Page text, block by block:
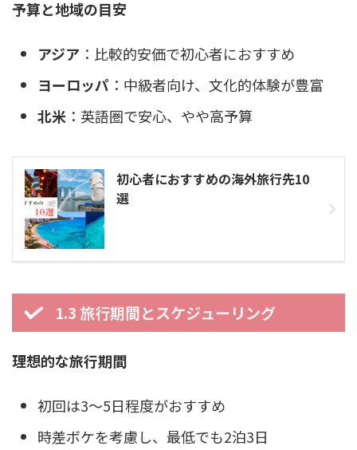
予算と地域の目安
アジア ：比較的安価で初心者におすすめ
ヨーロッパ ：中級者向け、文化的体験が豊富
北米 ：英語圏で安心、やや高予算
初心者におすすめの海外旅行先10
選
1.3 旅行期間とスケジューリング
理想的な旅行期間
初回は3〜5日程度がおすすめ
時差ボケを考慮し、最低でも2泊3日